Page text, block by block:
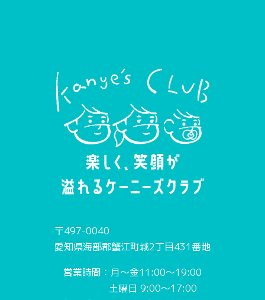
〒497-0040
愛知県海部郡蟹江町城2丁目431番地
営業時間：月〜金11:00〜19:00
土曜日 9:00〜17:00